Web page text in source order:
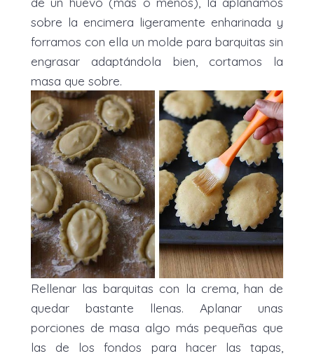
sobre la encimera ligeramente enharinada y
forramos con ella un molde para barquitas sin
engrasar adaptándola bien, cortamos la
masa que sobre.
Rellenar las barquitas con la crema, han de
quedar bastante llenas. Aplanar unas
porciones de masa algo más pequeñas que
las de los fondos para hacer las tapas,